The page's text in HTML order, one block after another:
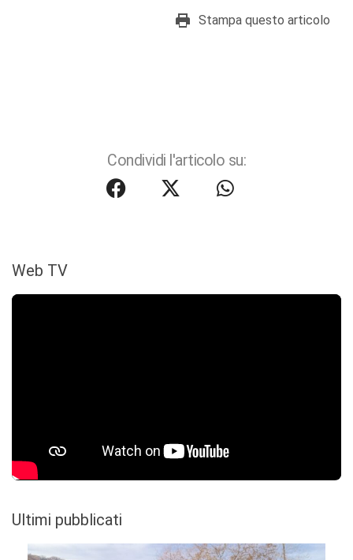
Stampa questo articolo
Condividi l'articolo su:
Web TV
Ultimi pubblicati